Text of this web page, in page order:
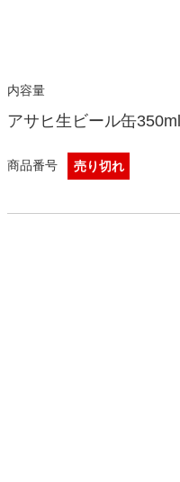
内容量
アサヒ生ビール缶
商品番号 売り切れ